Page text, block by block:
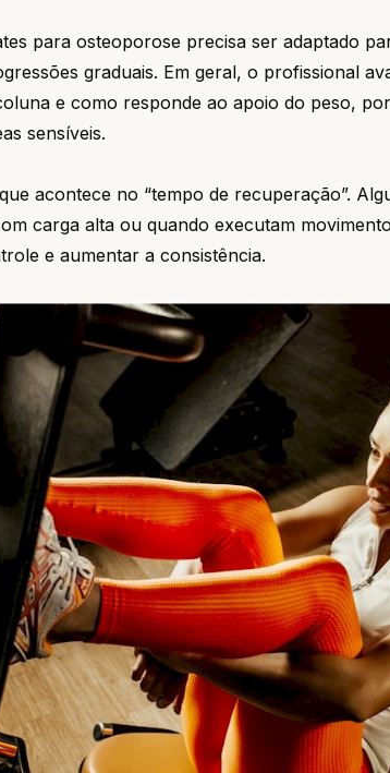
para osteoporose precisa ser adaptado
graduais. Em geral, o profissional
e como responde ao apoio do peso,
sensíveis.
acontece no “tempo de recuperação”.
carga alta ou quando executam
e aumentar a consistência.